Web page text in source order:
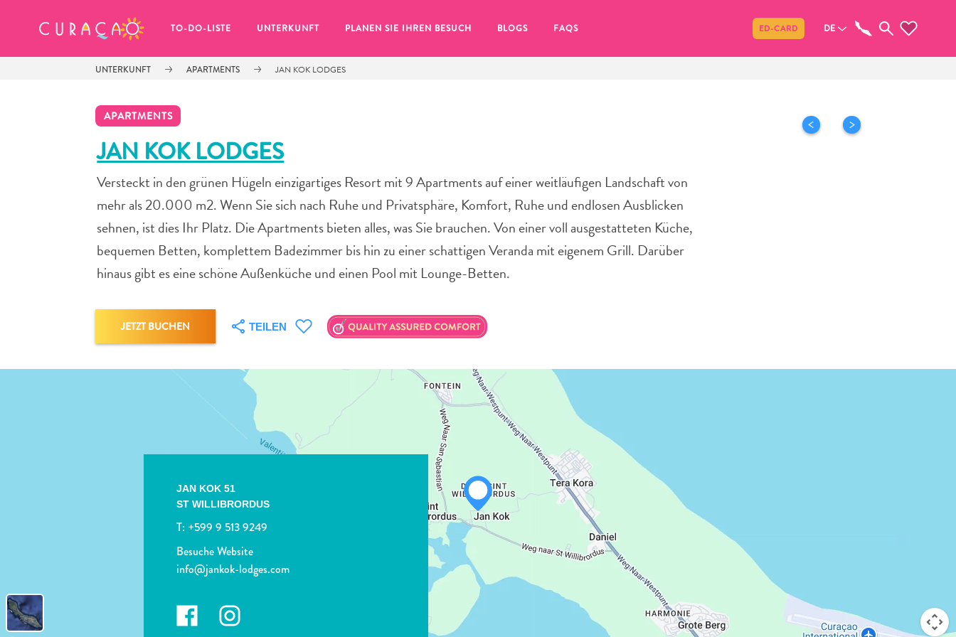
TO-DO-LISTE UNTERKUNFT PLANEN SIE IHREN BESUCH BLOGS FAQS ED-CARD DE
UNTERKUNFT APARTMENTS JAN KOK LODGES
APARTMENTS
JAN KOK LODGES
Versteckt in den grünen Hügeln einzigartiges Resort mit 9 Apartments auf einer weitläufigen Landschaft von
mehr als 20.000 m2. Wenn Sie sich nach Ruhe und Privatsphäre, Komfort, Ruhe und endlosen Ausblicken
sehnen, ist dies Ihr Platz. Die Apartments bieten alles, was Sie brauchen. Von einer voll ausgestatteten Küche,
bequemen Betten, komplettem Badezimmer bis hin zu einer schattigen Veranda mit eigenem Grill. Darüber
hinaus gibt es eine schöne Außenküche und einen Pool mit Lounge-Betten.
JETZT BUCHEN TEILEN
WHATSAPP
JAN KOK 51
ST WILLIBRORDUS
T: +599 9 513 9249
Besuche Website
info@jankok-lodges.com
MEINE FAVORITEN Teilen
Es schaut so aus, als ob Sie noch
keine Lieblingsorte in Curaçao
gespeichert haben.